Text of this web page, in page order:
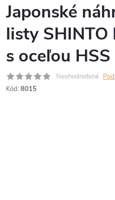
Japonské
listy SHINTO
s oceľou
Neohodnotené
Kód: 8015